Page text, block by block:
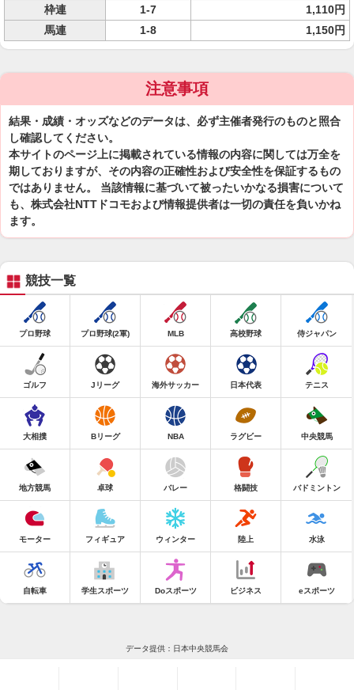
枠連
1-7
1,110円
馬連
1-8 1,150円
注意事項
結果・成績・オッズなどのデータは、必ず主催者発行のものと照合
し確認してください。
本サイトのページ上に掲載されている情報の内容に関しては万全を
期しておりますが、その内容の正確性および安全性を保証するもの
ではありません。 当該情報に基づいて被ったいかなる損害について
も、株式会社NTTドコモおよび情報提供者は一切の責任を負いかね
ます。
競技一覧
プロ野球 プロ野球(2軍) MLB 高校野球 侍ジャパン
ゴルフ Jリーグ 海外サッカー 日本代表 テニス
大相撲 Bリーグ NBA ラグビー 中央競馬
地方競馬 卓球 バレー 格闘技 バドミントン
モーター フィギュア ウィンター 陸上 水泳
自転車 学生スポーツ Doスポーツ ビジネス eスポーツ
データ提供：日本中央競馬会